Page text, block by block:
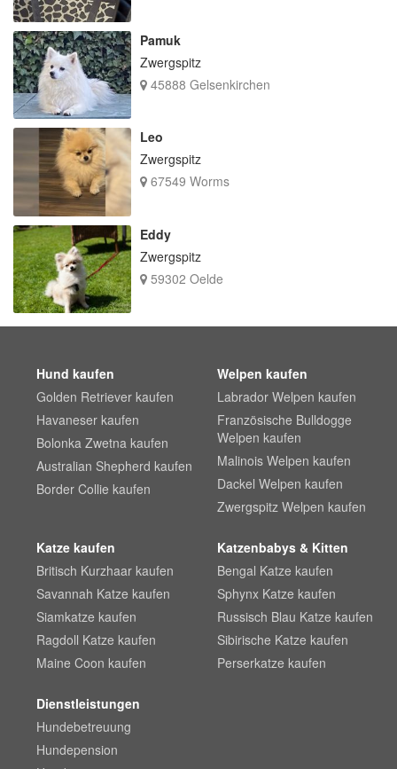
Pamuk
Zwergspitz
45888 Gelsenkirchen
Leo
Zwergspitz
67549 Worms
Eddy
Zwergspitz
59302 Oelde
Hund kaufen
Golden Retriever kaufen
Havaneser kaufen
Bolonka Zwetna kaufen
Australian Shepherd kaufen
Border Collie kaufen
Welpen kaufen
Labrador Welpen kaufen
Französische Bulldogge
Welpen kaufen
Malinois Welpen kaufen
Dackel Welpen kaufen
Zwergspitz Welpen kaufen
Katze kaufen
Britisch Kurzhaar kaufen
Savannah Katze kaufen
Siamkatze kaufen
Ragdoll Katze kaufen
Maine Coon kaufen
Katzenbabys & Kitten
Bengal Katze kaufen
Sphynx Katze kaufen
Russisch Blau Katze kaufen
Sibirische Katze kaufen
Perserkatze kaufen
Dienstleistungen
Hundebetreuung
Hundepension